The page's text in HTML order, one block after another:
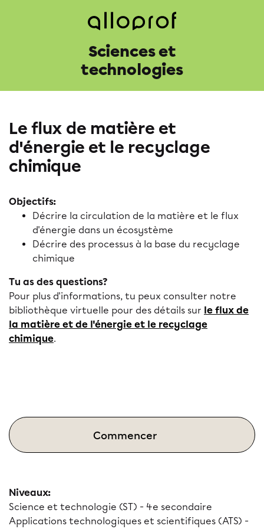
Sciences et
technologies
Le flux de matière et
d'énergie et le recyclage
chimique
Objectifs:
Décrire la circulation de la matière et le flux
d'énergie dans un écosystème
Décrire des processus à la base du recyclage
chimique
Tu as des questions?
Pour plus d'informations, tu peux consulter notre
bibliothèque virtuelle pour des détails sur le flux de
la matière et de l'énergie et le recyclage
chimique.
Commencer
Niveaux:
Science et technologie (ST) - 4e secondaire
Applications technologiques et scientifiques (ATS) -